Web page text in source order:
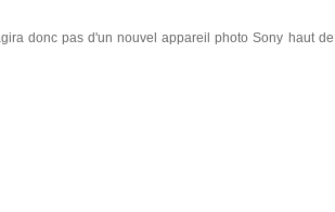
donc pas d'un nouvel appareil photo Sony haut